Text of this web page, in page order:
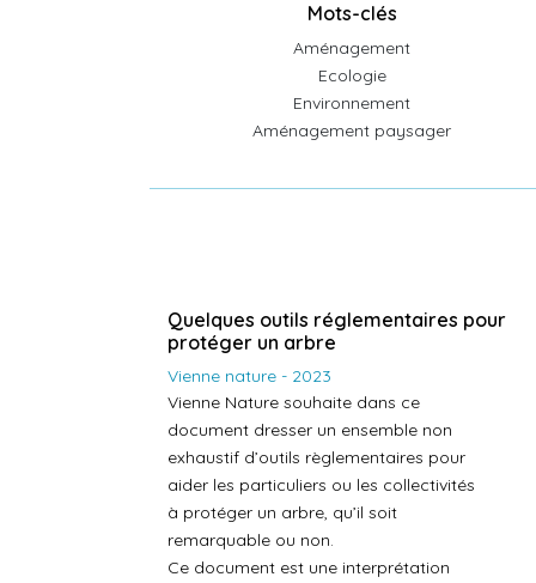
Mots-clés
Aménagement
Ecologie
Environnement
Aménagement paysager
Quelques outils réglementaires pour
protéger un arbre
Vienne nature - 2023
Vienne Nature souhaite dans ce
document dresser un ensemble non
exhaustif d’outils règlementaires pour
aider les particuliers ou les collectivités
à protéger un arbre, qu’il soit
remarquable ou non.
Ce document est une interprétation